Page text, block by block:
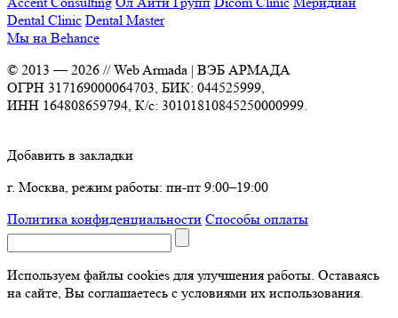
Dental Clinic Dental Master
Мы на Behance
© 2013 —2026 // Web Armada | ВЭБ АРМАДА
ОГРН 317169000064703, БИК: 044525999,
ИНН 164808659794, К/с: 30101810845250000999.
Добавить в закладки
г. Москва, режим работы: пн-пт 9:00–19:00
Политика конфиденциальности Способы оплаты
Используем файлы cookies для улучшения работы. Оставаясь
на сайте, Вы соглашаетесь с условиями их использования.